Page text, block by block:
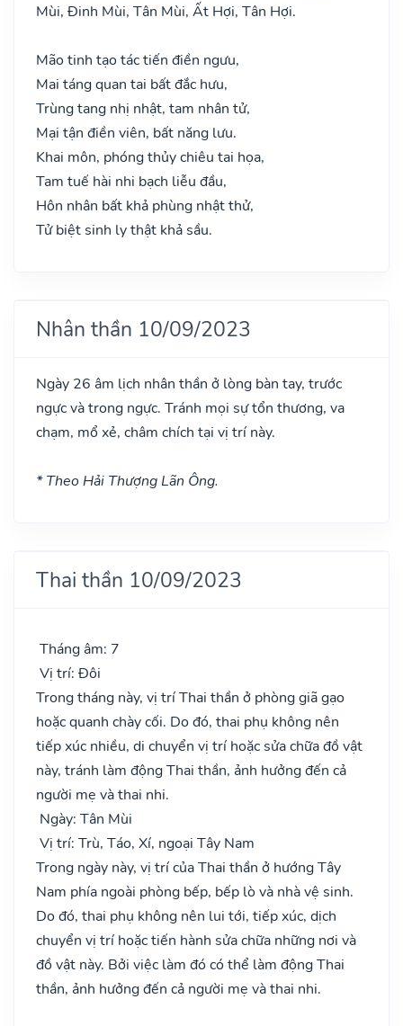
Mùi, Đinh Mùi, Tân Mùi, Ất Hợi, Tân Hợi.
Mão tinh tạo tác tiến điền ngưu,
Mai táng quan tai bất đắc hưu,
Trùng tang nhị nhật, tam nhân tử,
Mại tận điền viên, bất năng lưu.
Khai môn, phóng thủy chiêu tai họa,
Tam tuế hài nhi bạch liễu đầu,
Hôn nhân bất khả phùng nhật thử,
Tử biệt sinh ly thật khả sầu.
Nhân thần 10/09/2023
Ngày 26 âm lịch nhân thần ở lòng bàn tay, trước
ngực và trong ngực. Tránh mọi sự tổn thương, va
chạm, mổ xẻ, châm chích tại vị trí này.
* Theo Hải Thượng Lãn Ông.
Thai thần 10/09/2023
Tháng âm: 7
Vị trí: Đôi
Trong tháng này, vị trí Thai thần ở phòng giã gạo
hoặc quanh chày cối. Do đó, thai phụ không nên
tiếp xúc nhiều, di chuyển vị trí hoặc sửa chữa đồ vật
này, tránh làm động Thai thần, ảnh hưởng đến cả
người mẹ và thai nhi.
Ngày: Tân Mùi
Vị trí: Trù, Táo, Xí, ngoại Tây Nam
Trong ngày này, vị trí của Thai thần ở hướng Tây
Nam phía ngoài phòng bếp, bếp lò và nhà vệ sinh.
Do đó, thai phụ không nên lui tới, tiếp xúc, dịch
chuyển vị trí hoặc tiến hành sửa chữa những nơi và
đồ vật này. Bởi việc làm đó có thể làm động Thai
thần, ảnh hưởng đến cả người mẹ và thai nhi.